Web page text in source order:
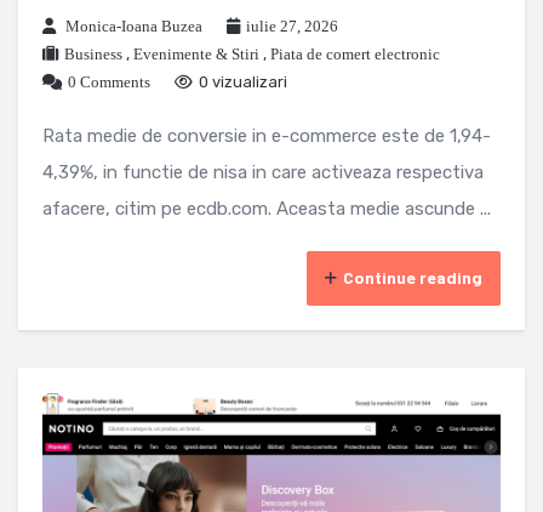
Monica-Ioana Buzea
iulie 27, 2026
Business , Evenimente & Stiri , Piata de comert electronic
0 Comments
0 vizualizari
Rata medie de conversie in e-commerce este de 1,94-
4,39%, in functie de nisa in care activeaza respectiva
afacere, citim pe ecdb.com. Aceasta medie ascunde ...
Continue reading